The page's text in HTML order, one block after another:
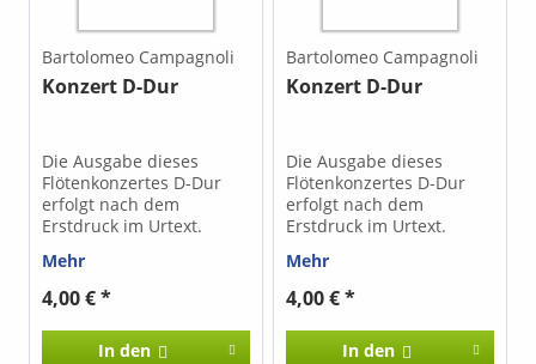
Bartolomeo Campagnoli
Konzert D-Dur
Die Ausgabe dieses
Flötenkonzertes D-Dur
erfolgt nach dem
Erstdruck im Urtext.
Mehr
4,00 € *
In den
Bartolomeo Campagnoli
Konzert D-Dur
Die Ausgabe dieses
Flötenkonzertes D-Dur
erfolgt nach dem
Erstdruck im Urtext.
Mehr
4,00 € *
In den